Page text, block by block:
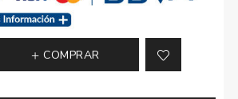
COMPRAR